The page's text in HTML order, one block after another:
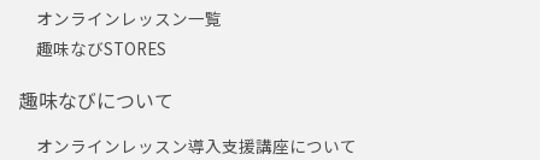
オンラインレッスン一覧
趣味なびSTORES
趣味なびについて
オンラインレッスン導入支援講座について